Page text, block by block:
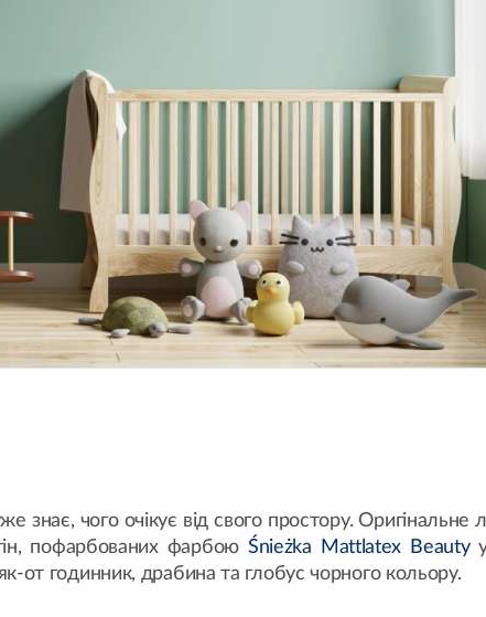
знає, чого очікує від свого простору. Оригінальне
пофарбованих фарбою Śnieżka Mattlatex Beautyу
от годинник, драбина та глобус чорного кольору.